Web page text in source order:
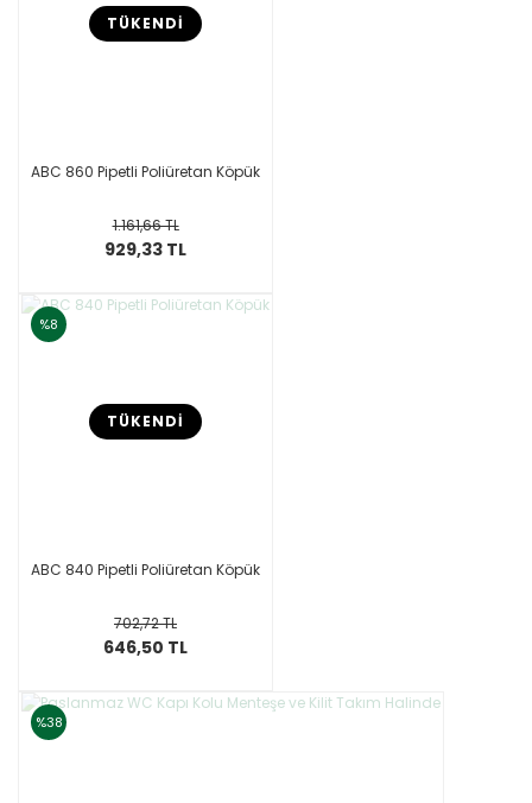
TÜKENDİ
ABC 860 Pipetli Poliüretan Köpük
1.161,66 TL
929,33 TL
%8
TÜKENDİ
ABC 840 Pipetli Poliüretan Köpük
702,72 TL
646,50 TL
%38